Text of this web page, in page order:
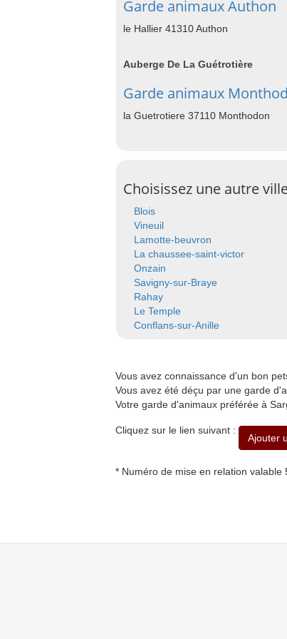
Garde animaux Authon
le Hallier 41310 Authon
Auberge De La Guétrotière
Garde animaux
la Guetrotiere 37110 Monthodon
Choisissez une autre
Blois
Vineuil
Lamotte-beuvron
La chaussee-saint-victor
Onzain
Savigny-sur-Braye
Rahay
Le Temple
Conflans-sur-Anille
Vous avez connaissance d'un bon
Vous avez été déçu par une garde
Votre garde d'animaux préférée à
Cliquez sur le lien suivant :
Ajouter
* Numéro de mise en relation valable